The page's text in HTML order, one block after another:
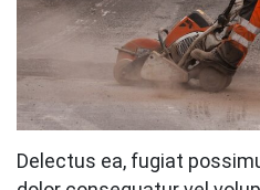
Delectus ea, fugiat